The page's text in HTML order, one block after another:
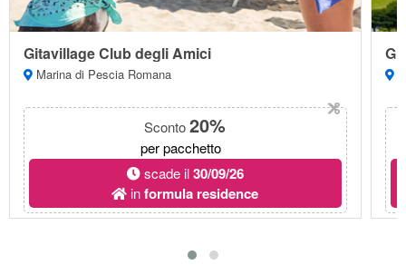
Gitavillage Club degli Amici
Marina di Pescia Romana
Sconto20%
per pacchetto
scade il30/09/26
informula residence